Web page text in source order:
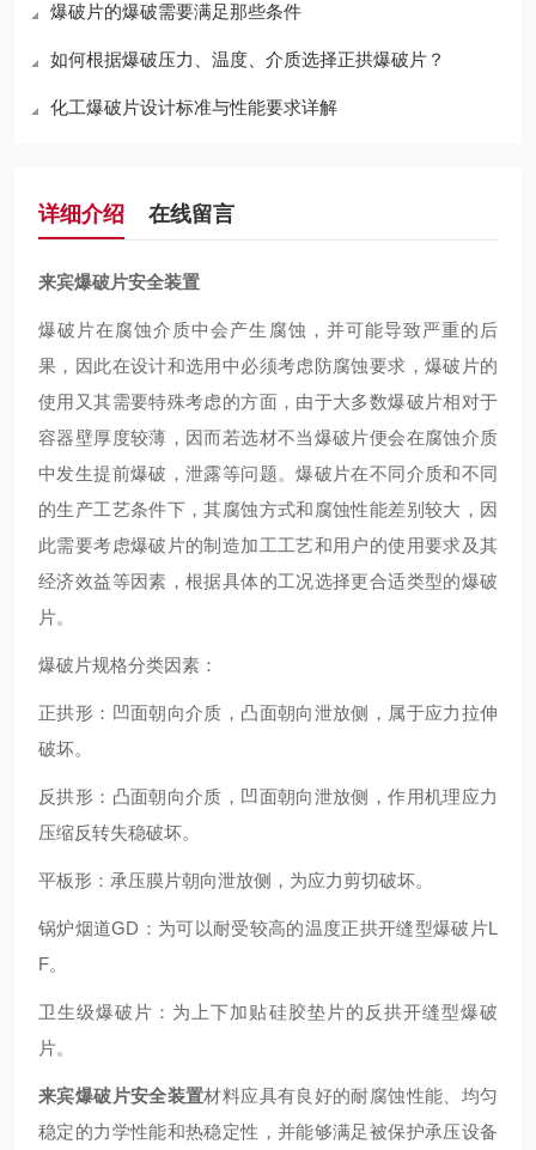
爆破片的爆破需要满足那些条件
如何根据爆破压力、温度、介质选择正拱爆破片？
化工爆破片设计标准与性能要求详解
详细介绍 在线留言
来宾爆破片安全装置
爆破片在腐蚀介质中会产生腐蚀，并可能导致严重的后
果，因此在设计和选用中必须考虑防腐蚀要求，爆破片的
使用又其需要特殊考虑的方面，由于大多数爆破片相对于
容器壁厚度较薄，因而若选材不当爆破片便会在腐蚀介质
中发生提前爆破，泄露等问题。爆破片在不同介质和不同
的生产工艺条件下，其腐蚀方式和腐蚀性能差别较大，因
此需要考虑爆破片的制造加工工艺和用户的使用要求及其
经济效益等因素，根据具体的工况选择更合适类型的爆破
片。
爆破片规格分类因素：
正拱形：凹面朝向介质，凸面朝向泄放侧，属于应力拉伸
破坏。
反拱形：凸面朝向介质，凹面朝向泄放侧，作用机理应力
压缩反转失稳破坏。
平板形：承压膜片朝向泄放侧，为应力剪切破坏。
锅炉烟道GD：为可以耐受较高的温度正拱开缝型爆破片L
F。
卫生级爆破片：为上下加贴硅胶垫片的反拱开缝型爆破
片。
来宾爆破片安全装置材料应具有良好的耐腐蚀性能、均匀
稳定的力学性能和热稳定性，并能够满足被保护承压设备